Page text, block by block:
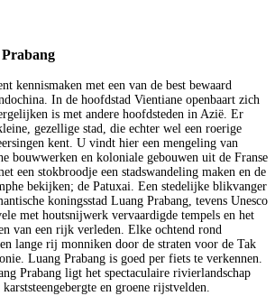
kennismaken met een van de best bewaard
In de hoofdstad Vientiane openbaart zich
is met andere hoofdsteden in Azië. Er
gezellige stad, die echter wel een roerige
kent. U vindt hier een mengeling van
bouwwerken en koloniale gebouwen uit de Franse
een stokbroodje een stadswandeling maken en de
bekijken; de Patuxai. Een stedelijke blikvanger
koningsstad Luang Prabang, tevens Unesco
met houtsnijwerk vervaardigde tempels en het
van een rijk verleden. Elke ochtend rond
lange rij monniken door de straten voor de Tak
Luang Prabang is goed per fiets te verkennen.
Prabang ligt het spectaculaire rivierlandschap
en groene rijstvelden.